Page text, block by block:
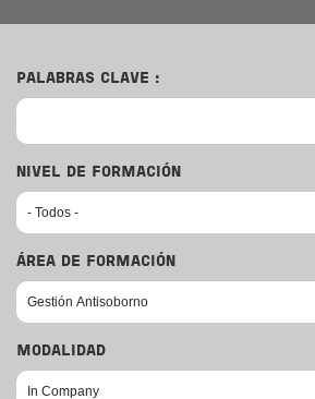
PALABRAS CLAVE :
NIVEL DE FORMACIÓN
ÁREA DE FORMACIÓN
MODALIDAD